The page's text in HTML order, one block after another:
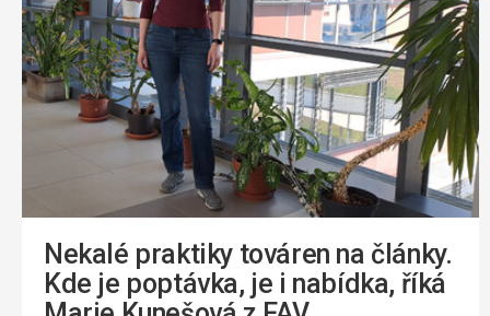
Nekalé praktiky továren na články.
Kde je poptávka, je i nabídka, říká